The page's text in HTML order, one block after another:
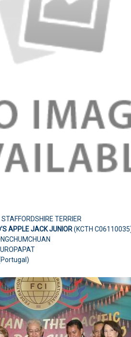
TERRIER
APPLE JACK JUNIOR(KCTH